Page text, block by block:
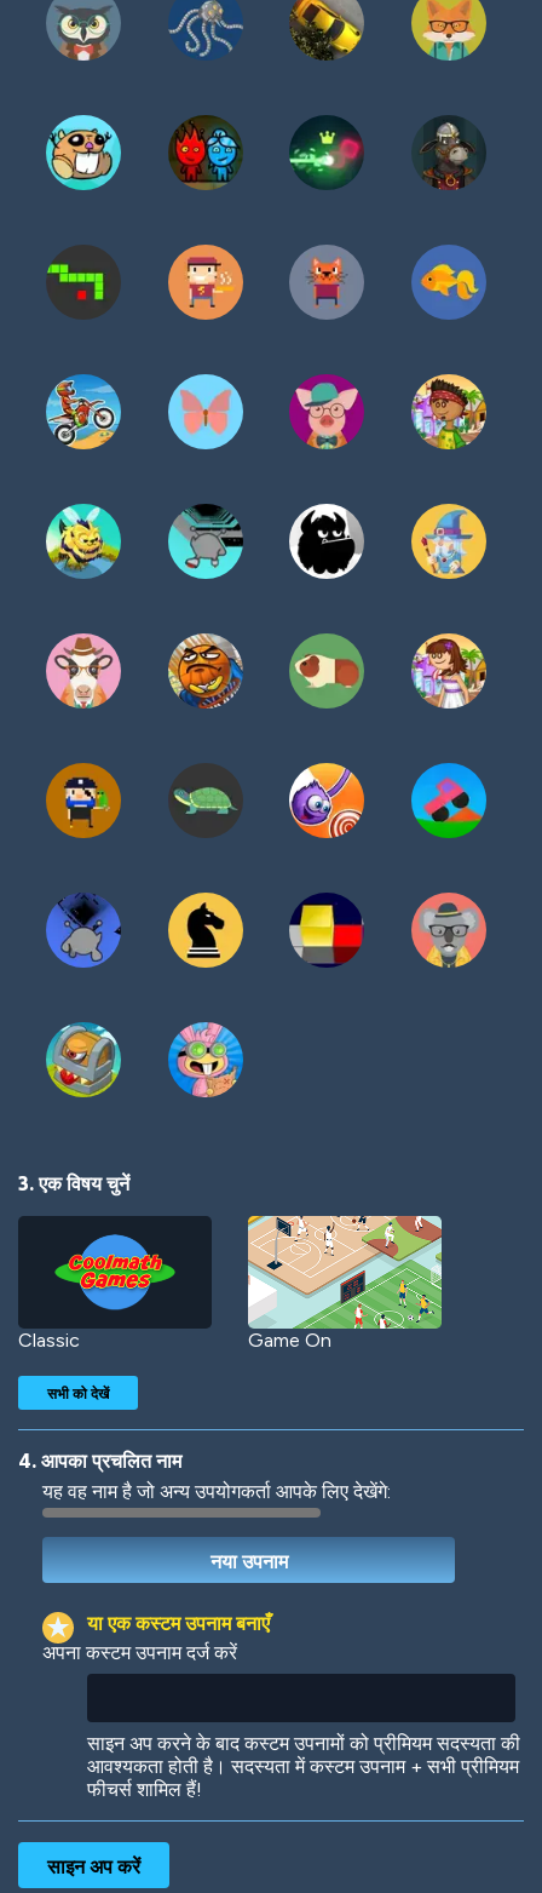
3. एक विषय चुनें
Classic Game On
Woof Jungle Cats
सभी को देखें
4. आपका प्रचलित नाम
यह वह नाम है जो अन्य उपयोगकर्ता आपके लिए देखेंगे:
या एक कस्टम उपनाम बनाएँ
अपना कस्टम उपनाम दर्ज करें
साइन अप करने के बाद कस्टम उपनामों को प्रीमियम सदस्यता की
आवश्यकता होती है। सदस्यता में कस्टम उपनाम + सभी प्रीमियम
फीचर्स शामिल हैं!